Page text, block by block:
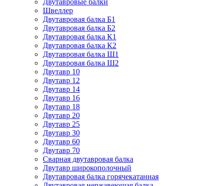
Двутавровые балки
Швеллер
Двутавровая балка Б1
Двутавровая балка Б2
Двутавровая балка К1
Двутавровая балка К2
Двутавровая балка Ш1
Двутавровая балка Ш2
Двутавр 10
Двутавр 12
Двутавр 14
Двутавр 16
Двутавр 18
Двутавр 20
Двутавр 25
Двутавр 30
Двутавр 60
Двутавр 70
Сварная двутавровая балка
Двутавр широкополочный
Двутавровая балка горячекатанная